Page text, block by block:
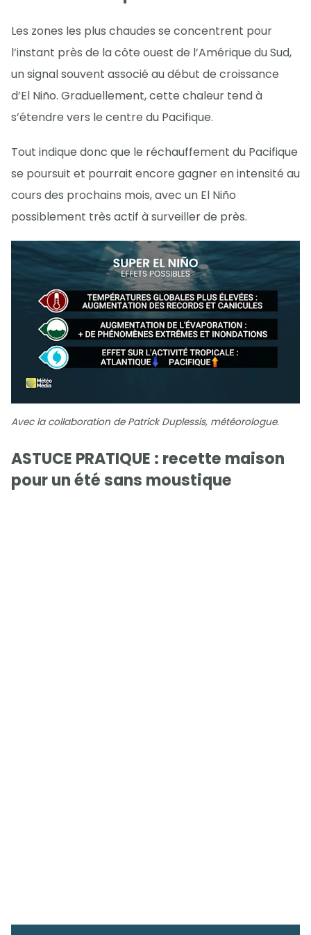
Les zones les plus chaudes se concentrent pour
l’instant près de la côte ouest de l’Amérique du Sud,
un signal souvent associé au début de croissance
d’El Niño. Graduellement, cette chaleur tend à
s’étendre vers le centre du Pacifique.
Tout indique donc que le réchauffement du Pacifique
se poursuit et pourrait encore gagner en intensité au
cours des prochains mois, avec un El Niño
possiblement très actif à surveiller de près.
Avec la collaboration de Patrick Duplessis, météorologue.
ASTUCE PRATIQUE : recette maison
pour un été sans moustique